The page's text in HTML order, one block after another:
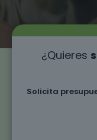
¿Quieres
Solicita